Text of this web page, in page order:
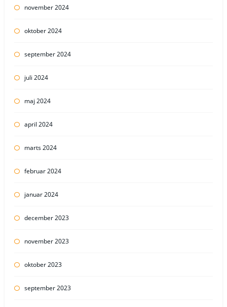
november 2024
oktober 2024
september 2024
juli 2024
maj 2024
april 2024
marts 2024
februar 2024
januar 2024
december 2023
november 2023
oktober 2023
september 2023